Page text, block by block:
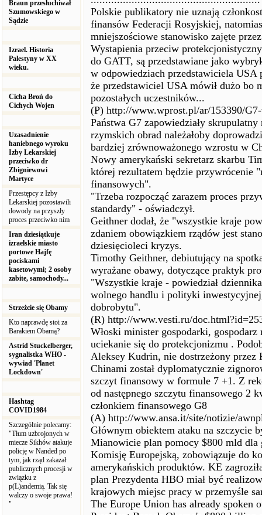
Braun przesłuchiwał
Szumowskiego w
Sądzie
Izrael. Historia
Palestyny w XX
wieku.
Cicha Broń do
Cichych Wojen
Uzasadnienie
haniebnego wyroku
Izby Lekarskiej
przeciwko dr
Zbigniewowi
Martyce
Przestępcy z Izby
Lekarskiej pozostawili
dowody na przyszły
proces przeciwko nim
Iran dziesiątkuje
izraelskie miasto
portowe Hajfę
pociskami
kasetowymi; 2 osoby
zabite, samochody...
Strzeżcie się Obamy
Kto naprawdę stoi za
Barakiem Obamą?
Astrid Stuckelberger,
sygnalistka WHO -
wywiad 'Planet
Lockdown'
Hashtag
COVID1984
Szczególnie polecamy:
"Tłum uzbrojonych w
miecze Sikhów atakuje
policję w Nanded po
tym, jak rząd zakazał
publicznych procesji w
związku z
p(L)andemią. Tak się
walczy o swoje prawa!
"
Polskie publikatory nie uznają
finansów Federacji Rosyjskiej,
mniejszościowe stanowisko zajęte
Wystapienia przeciw
do GATT, są przedstawiane jako
w odpowiedziach przedstawiciela USA
że przedstawiciel USA mówił dużo bo
pozostałych uczestników...
(P) http://www.wprost.pl/ar/153390/
Państwa G7 zapowiedziały
rzymskich obrad należałoby
bardziej zrównoważonego wzrostu w
Nowy amerykański sekretarz skarbu
której rezultatem będzie przywrócenie
finansowych".
"Trzeba rozpocząć zarazem proces
standardy" - oświadczył.
Geithner dodał, że "wszystkie kraje
zdaniem obowiązkiem rządów jest
dziesięcioleci kryzys.
Timothy Geithner, debiutujący na
wyrażane obawy, dotyczące praktyk
"Wszystkie kraje - powiedział
wolnego handlu i polityki
dobrobytu".
(R) http://www.vesti.ru/
Włoski minister gospodarki,
uciekanie się do protekcjonizmu .
Aleksey Kudrin, nie dostrzeżony
Chinami został dyplomatycznie
szczyt finansowy w formule 7 +1. Z
od następnego szczytu finansowego 2
członkiem finansowego G8
(A) http://www.ansa.it/site/notizie/
Głównym obiektem ataku na
Mianowicie plan pomocy $800 mld
Komisję Europejską, zobowiązuje do
amerykańskich produktów. KE
plan Prezydenta HBO miał być
krajowych miejsc pracy w przemyśle
The Europe Union has already spoken